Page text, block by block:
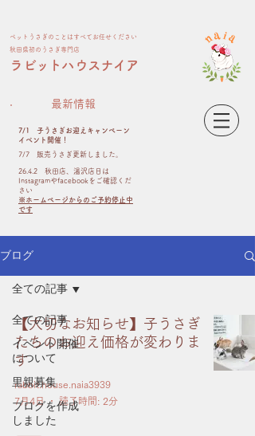
ペット​うさぎのことはすべてお任せください
​秋田県初のうさぎ専門店
​ラビットハウスナイア
最新情報
7/1 子うさぎお迎えキャンペーン
イベント開催！
​7/7 販売うさぎ更新しました。
26.4.2 秋田店、湯沢店日は
Instagramやfacebookをご確認くだ
さい
※ホームページからのご予約停止中
です
ブログ
全ての記事
イベント開催
について
里親募集
ブログを作成
しました
全ての記事
【大切なお知らせ】子うさぎ
たちのお迎え価格が変わりま
す
rabbit.house.naia3939
7月4日
読了時間: 2分